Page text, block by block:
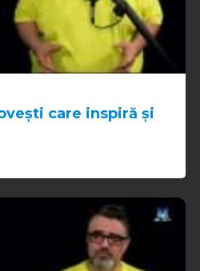
care inspiră și